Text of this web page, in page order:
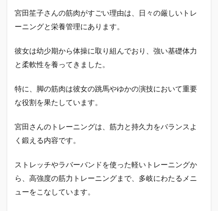
宮田笙子さんの筋肉がすごい理由は、日々の厳しいトレ
ーニングと栄養管理にあります。
彼女は幼少期から体操に取り組んでおり、強い基礎体力
と柔軟性を養ってきました。
特に、脚の筋肉は彼女の跳馬やゆかの演技において重要
な役割を果たしています。
宮田さんのトレーニングは、筋力と持久力をバランスよ
く鍛える内容です。
ストレッチやラバーバンドを使った軽いトレーニングか
ら、高強度の筋力トレーニングまで、多岐にわたるメニ
ューをこなしています。